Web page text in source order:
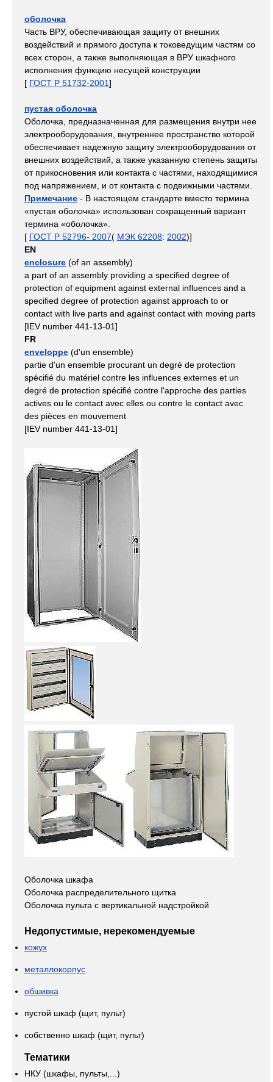
оболочка
Часть ВРУ, обеспечивающая защиту от внешних
воздействий и прямого доступа к токоведущим частям со
всех сторон, а также выполняющая в ВРУ шкафного
исполнения функцию несущей конструкции
[ ГОСТ Р 51732-2001]
пустая оболочка
Оболочка, предназначенная для размещения внутри нее
электрооборудования, внутреннее пространство которой
обеспечивает надежную защиту электрооборудования от
внешних воздействий, а также указанную степень защиты
от прикосновения или контакта с частями, находящимися
под напряжением, и от контакта с подвижными частями.
Примечание - В настоящем стандарте вместо термина
«пустая оболочка» использован сокращенный вариант
термина «оболочка».
[ ГОСТ Р 52796- 2007( МЭК 62208: 2002)]
EN
enclosure (of an assembly)
a part of an assembly providing a specified degree of
protection of equipment against external influences and a
specified degree of protection against approach to or
contact with live parts and against contact with moving parts
[IEV number 441-13-01]
FR
enveloppe (d'un ensemble)
partie d'un ensemble procurant un degré de protection
spécifié du matériel contre les influences externes et un
degré de protection spécifié contre l'approche des parties
actives ou le contact avec elles ou contre le contact avec
des pièces en mouvement
[IEV number 441-13-01]
Оболочка шкафа
Оболочка распределительного щитка
Оболочка пульта с вертикальной надстройкой
Недопустимые, нерекомендуемые
кожух
металлокорпус
обшивка
пустой шкаф (щит, пульт)
собственно шкаф (щит, пульт)
Тематики
НКУ (шкафы, пульты,...)